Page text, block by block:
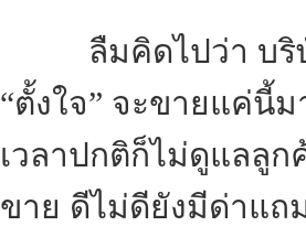
ลืมคิดไปว่า บริษั
“ตั้งใจ” จะขายแค่นี้
เวลาปกติก็ไม่ดูแลลูก
ขาย ดีไม่ดียังมีด่าแถ